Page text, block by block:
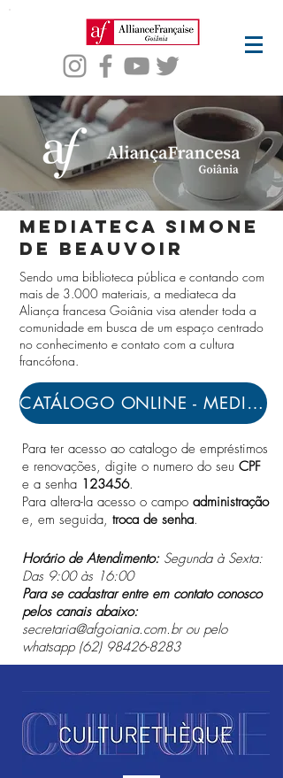
mediateca simone
de beauvoir
Sendo uma biblioteca pública e contando com
mais de 3.000 materiais, a mediateca da
Aliança francesa Goiânia visa atender toda a
comunidade em busca de um espaço centrado
no conhecimento e contato com a cultura
francófona.
CATÁLOGO ONLINE - MEDIATECA AF GOIÂNIA
Para ter acesso ao catalogo de empréstimos
e renovações, digite o numero do seu CPF
e a senha 123456.
Para altera-la acesso o campo administração
e, em seguida, troca de senha.
Horário de Atendimento: Segunda à Sexta:
Das 9:00 às 16:00
Para se cadastrar entre em contato conosco
pelos canais abaixo:
secretaria@afgoiania.com.brou pelo
whatsapp (62) 98426-8283